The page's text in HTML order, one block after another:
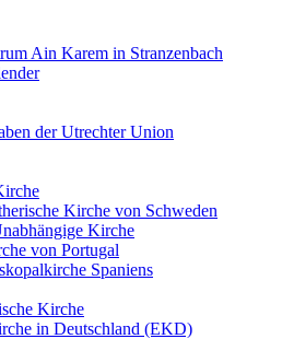
Ain Karem in Stranzenbach
der Utrechter Union
Kirche von Schweden
Kirche
von Portugal
Spaniens
Kirche
in Deutschland (EKD)